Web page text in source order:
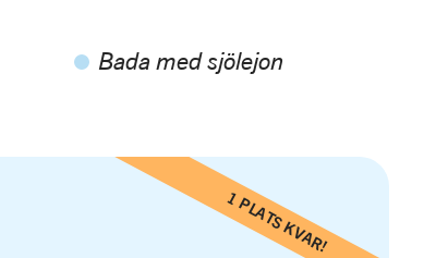
Bada med sjölejon
1 PLATS KVAR!